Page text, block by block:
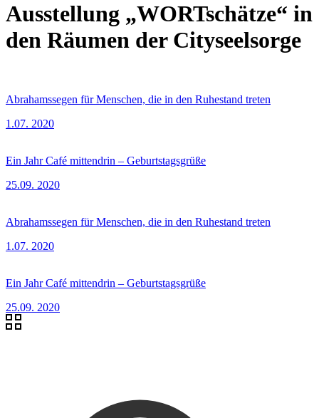
Ausstellung „WORTschätze“ in
den Räumen der Cityseelsorge
Abrahamssegen für Menschen, die in den Ruhestand treten
1.07. 2020
Ein Jahr Café mittendrin – Geburtstagsgrüße
25.09. 2020
Abrahamssegen für Menschen, die in den Ruhestand treten
1.07. 2020
Ein Jahr Café mittendrin – Geburtstagsgrüße
25.09. 2020